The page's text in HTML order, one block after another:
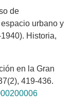
de
urbano y
Historia,
en la Gran
419-436.